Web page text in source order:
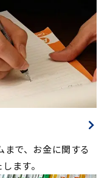
まで、お金に関する
ます。